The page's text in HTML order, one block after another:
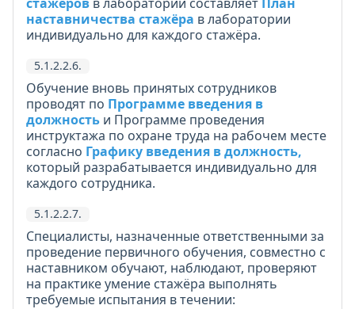
наставничества стажёра в лаборатории
индивидуально для каждого стажёра.
5.1.2.2.6.
Обучение вновь принятых сотрудников
проводят по Программе введения в
должность и Программе проведения
инструктажа по охране труда на рабочем месте
согласно Графику введения в должность,
который разрабатывается индивидуально для
каждого сотрудника.
5.1.2.2.7.
Специалисты, назначенные ответственными за
проведение первичного обучения, совместно с
наставником обучают, наблюдают, проверяют
на практике умение стажёра выполнять
требуемые испытания в течении: